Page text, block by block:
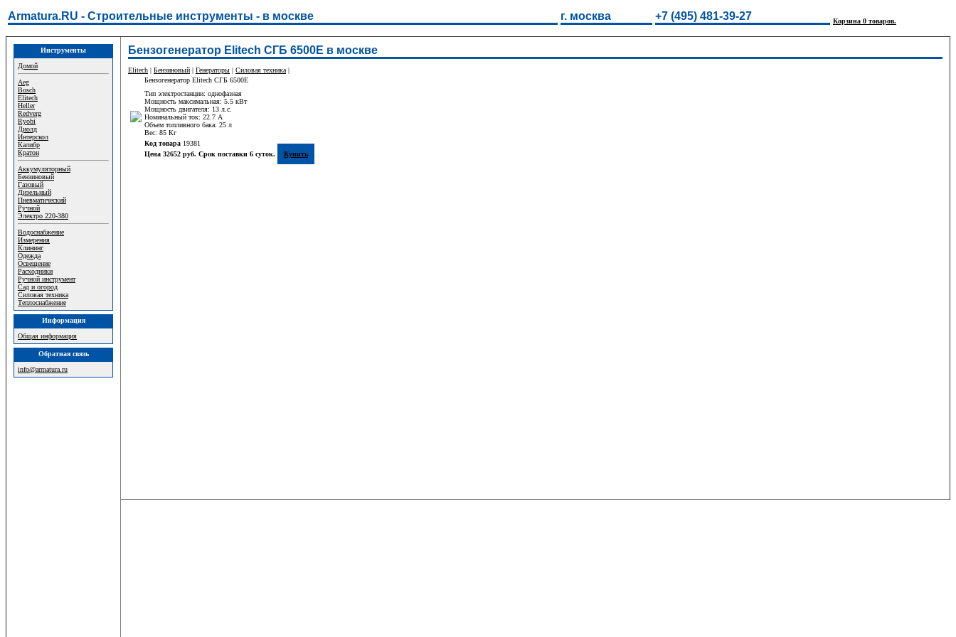
Armatura.RU - Строительные инструменты - в москве г. москва +7 (495) 481-39-27 Корзина 0 товаров.
Инструменты
Домой
Aeg
Bosch
Elitech
Heller
Redverg
Ryobi
Диолд
Интерскол
Калибр
Кратон
Аккумуляторный
Бензиновый
Газовый
Дизельный
Пневматический
Ручной
Электро 220-380
Водоснабжение
Измерения
Клининг
Одежда
Освещение
Расходники
Ручной инструмент
Сад и огород
Силовая техника
Теплоснабжение
Информация
Общая информация
Обратная связь
info@armatura.ru
Бензогенератор Elitech СГБ 6500Е в москве
Elitech | Бензиновый | Генераторы | Силовая техника |
Бензогенератор Elitech СГБ 6500Е
Тип электростанции: однофазная
Мощность максимальная: 5.5 кВт
Мощность двигателя: 13 л.с.
Номинальный ток: 22.7 A
Объем топливного бака: 25 л
Вес: 85 Кг
Код товара 19381
Цена 32652 руб. Срок поставки 6 суток.
Купить